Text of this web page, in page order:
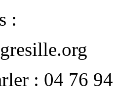
:
: 04 76